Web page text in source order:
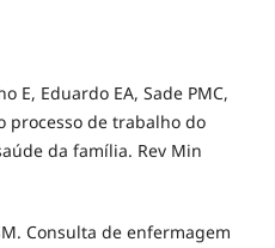
E, Eduardo EA, Sade PMC,
processo de trabalho do
da família. Rev Min
Consulta de enfermagem